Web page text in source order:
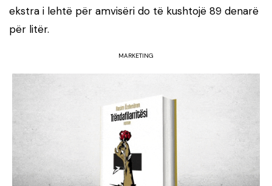
ekstra i lehtë për amvisëri do të kushtojë 89 denarë
për litër.
MARKETING